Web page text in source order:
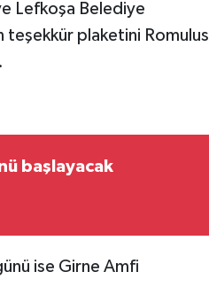
Lefkoşa Belediye
plaketini Romulus
başlayacak
ise Girne Amfi